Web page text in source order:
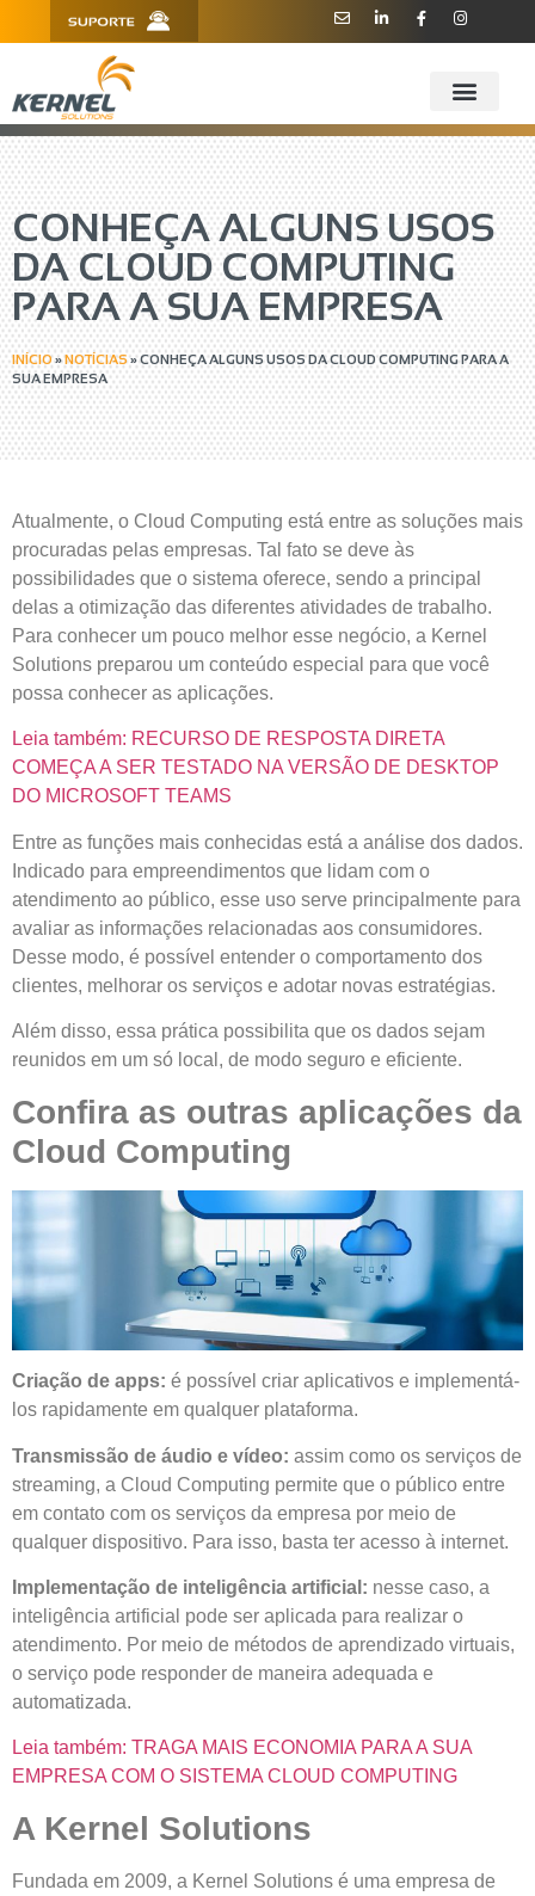
910 - CEP 13208-760 - Jundiaí/SP
CONHEÇA ALGUNS USOS
DA CLOUD COMPUTING
PARA A SUA EMPRESA
INÍCIO»NOTÍCIAS»CONHEÇA ALGUNS USOS DA CLOUD COMPUTING PARA A
SUA EMPRESA
Atualmente, o Cloud Computing está entre as soluções mais
procuradas pelas empresas. Tal fato se deve às
possibilidades que o sistema oferece, sendo a principal
delas a otimização das diferentes atividades de trabalho.
Para conhecer um pouco melhor esse negócio, a Kernel
Solutions preparou um conteúdo especial para que você
possa conhecer as aplicações.
Leia também: RECURSO DE RESPOSTA DIRETA
COMEÇA A SER TESTADO NA VERSÃO DE DESKTOP
DO MICROSOFT TEAMS
Entre as funções mais conhecidas está a análise dos dados.
Indicado para empreendimentos que lidam com o
atendimento ao público, esse uso serve principalmente para
avaliar as informações relacionadas aos consumidores.
Desse modo, é possível entender o comportamento dos
clientes, melhorar os serviços e adotar novas estratégias.
Além disso, essa prática possibilita que os dados sejam
reunidos em um só local, de modo seguro e eficiente.
Confira as outras aplicações da
Cloud Computing
Criação de apps: é possível criar aplicativos e implementá-
los rapidamente em qualquer plataforma.
Transmissão de áudio e vídeo: assim como os serviços de
streaming, a Cloud Computing permite que o público entre
em contato com os serviços da empresa por meio de
qualquer dispositivo. Para isso, basta ter acesso à internet.
Implementação de inteligência artificial: nesse caso, a
inteligência artificial pode ser aplicada para realizar o
atendimento. Por meio de métodos de aprendizado virtuais,
o serviço pode responder de maneira adequada e
automatizada.
Leia também: TRAGA MAIS ECONOMIA PARA A SUA
EMPRESA COM O SISTEMA CLOUD COMPUTING
A Kernel Solutions
Fundada em 2009, a Kernel Solutions é uma empresa de